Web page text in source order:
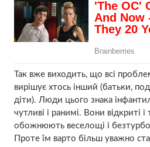
Так вже виходить, що всі
вирішує хтось інший (батьки,
діти). Люди цього знака
чутливі і ранимі. Вони відкриті і
обожнюють веселощі і
Проте їм варто більш уважно